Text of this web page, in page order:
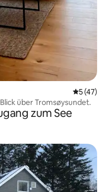
5 (47)
über Tromsøysundet.
zum See